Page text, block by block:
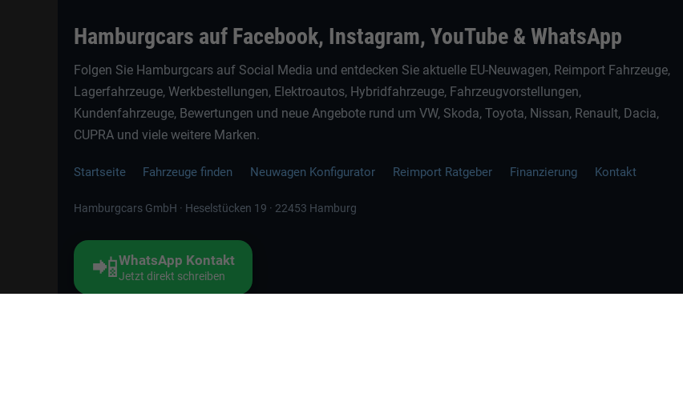
Hamburgcars auf Facebook, Instagram, YouTube & WhatsApp
Folgen Sie Hamburgcars auf Social Media und entdecken Sie aktuelle EU-Neuwagen, Reimport Fahrzeuge,
Lagerfahrzeuge, Werkbestellungen, Elektroautos, Hybridfahrzeuge, Fahrzeugvorstellungen,
Kundenfahrzeuge, Bewertungen und neue Angebote rund um VW, Skoda, Toyota, Nissan, Renault, Dacia,
CUPRA und viele weitere Marken.
Startseite Fahrzeuge finden Neuwagen Konfigurator Reimport Ratgeber Finanzierung Kontakt
Hamburgcars GmbH · Heselstücken 19 · 22453 Hamburg
📲WhatsApp Kontakt
Jetzt direkt schreiben